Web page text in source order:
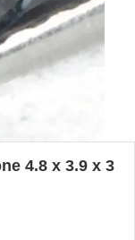
4.8 x 3.9 x 3